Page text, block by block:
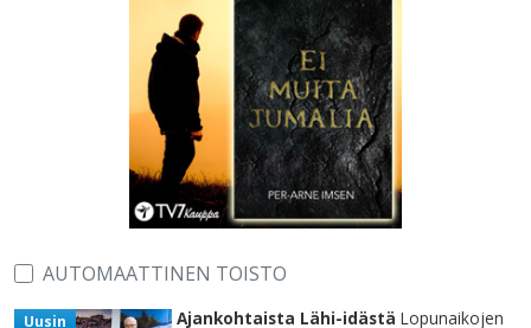
AUTOMAATTINEN TOISTO
Uusin Ajankohtaista Lähi-idästä Lopunaikojen